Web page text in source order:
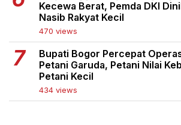
Kecewa Berat, Pemda DKI
Nasib Rakyat Kecil
470 views
Bupati Bogor Percepat
Petani Garuda, Petani Nilai
Petani Kecil
434 views